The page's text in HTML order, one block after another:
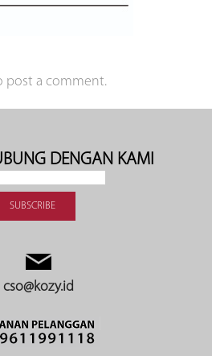
post a comment.
DENGAN KAMI
cso@kozy.id